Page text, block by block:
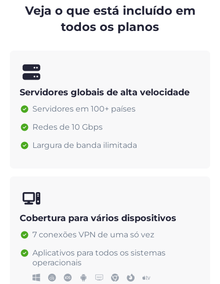
Veja o que está incluído em
todos os planos
Servidores globais de alta velocidade
Servidores em 100+ países
Redes de 10 Gbps
Largura de banda ilimitada
Cobertura para vários dispositivos
7 conexões VPN de uma só vez
Aplicativos para todos os sistemas
operacionais